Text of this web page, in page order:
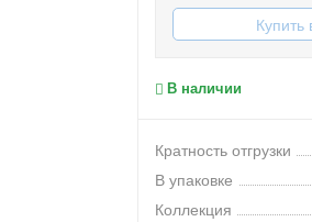
Купить
В наличии
Кратность отгрузки
В упаковке
Коллекция